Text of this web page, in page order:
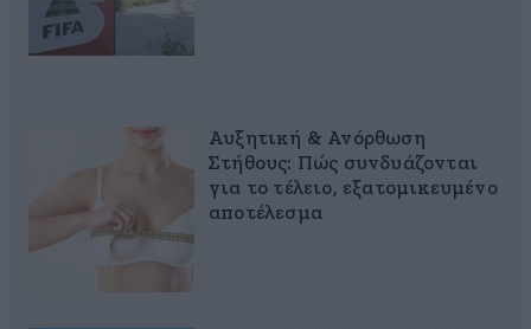
Αυξητική & Ανόρθωση
Στήθους: Πώς συνδυάζονται
για το τέλειο, εξατομικευμένο
αποτέλεσμα